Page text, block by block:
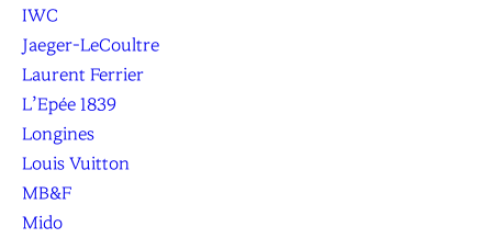
IWC
Jaeger-LeCoultre
Laurent Ferrier
L’Epée 1839
Longines
Louis Vuitton
MB&F
Mido